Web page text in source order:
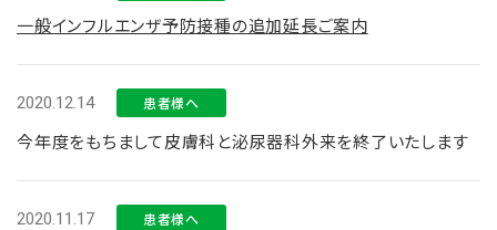
一般インフルエンザ予防接種の追加延長ご案内
2020.12.14 患者様へ
今年度をもちまして皮膚科と泌尿器科外来を終了いたします
2020.11.17 患者様へ